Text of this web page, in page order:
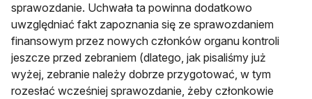
sprawozdanie. Uchwała ta powinna dodatkowo
uwzględniać fakt zapoznania się ze sprawozdaniem
finansowym przez nowych członków organu kontroli
jeszcze przed zebraniem (dlatego, jak pisaliśmy już
wyżej, zebranie należy dobrze przygotować, w tym
rozesłać wcześniej sprawozdanie, żeby członkowie